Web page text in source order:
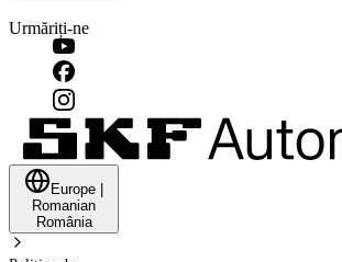
Urmăriți-ne
Europe
Romanian
România